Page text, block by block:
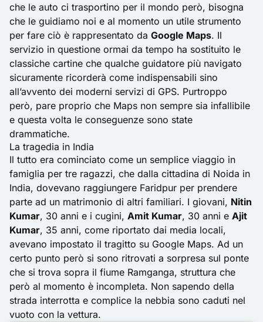
che le auto ci trasportino per il mondo però, bisogna
che le guidiamo noi e al momento un utile strumento
per fare ciò è rappresentato da Google Maps. Il
servizio in questione ormai da tempo ha sostituito le
classiche cartine che qualche guidatore più navigato
sicuramente ricorderà come indispensabili sino
all’avvento dei moderni servizi di GPS. Purtroppo
però, pare proprio che Maps non sempre sia infallibile
e questa volta le conseguenze sono state
drammatiche.
La tragedia in India
Il tutto era cominciato come un semplice viaggio in
famiglia per tre ragazzi, che dalla cittadina di Noida in
India, dovevano raggiungere Faridpur per prendere
parte ad un matrimonio di altri familiari. I giovani, Nitin
Kumar, 30 anni e i cugini, Amit Kumar, 30 anni e Ajit
Kumar, 35 anni, come riportato dai media locali,
avevano impostato il tragitto su Google Maps. Ad un
certo punto però si sono ritrovati a sorpresa sul ponte
che si trova sopra il fiume Ramganga, struttura che
però al momento è incompleta. Non sapendo della
strada interrotta e complice la nebbia sono caduti nel
vuoto con la vettura.